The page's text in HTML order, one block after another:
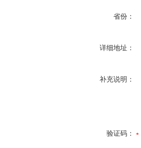
省份：
详细地址：
补充说明：
验证码：